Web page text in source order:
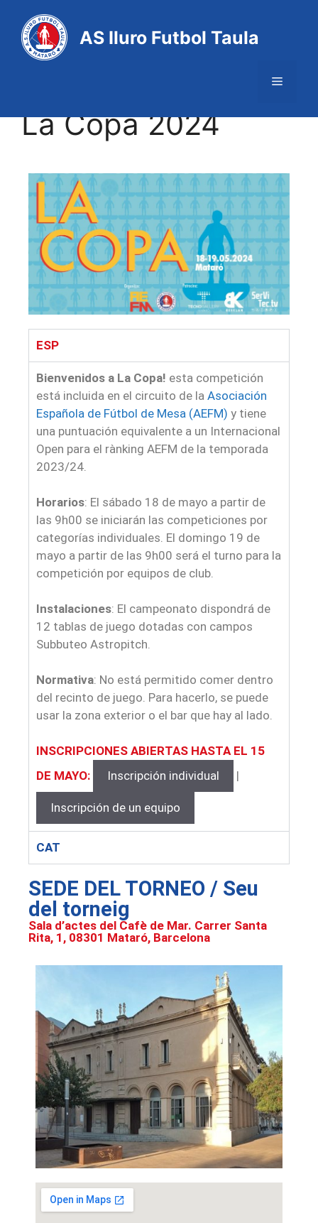
AS Iluro Futbol Taula
La Copa 2024
ESP
Bienvenidos a La Copa! esta competición
está incluida en el circuito de la Asociación
Española de Fútbol de Mesa (AEFM) y tiene
una puntuación equivalente a un Internacional
Open para el rànking AEFM de la temporada
2023/24.
Horarios: El sábado 18 de mayo a partir de
las 9h00 se iniciarán las competiciones por
categorías individuales. El domingo 19 de
mayo a partir de las 9h00 será el turno para la
competición por equipos de club.
Instalaciones: El campeonato dispondrá de
12 tablas de juego dotadas con campos
Subbuteo Astropitch.
Normativa: No está permitido comer dentro
del recinto de juego. Para hacerlo, se puede
usar la zona exterior o el bar que hay al lado.
INSCRIPCIONES ABIERTAS HASTA EL 15
DE MAYO:
Inscripción individual |
Inscripción de un equipo
CAT
SEDE DEL TORNEO / Seu
del torneig
Sala d’actes del Cafè de Mar. Carrer Santa
Rita, 1, 08301 Mataró, Barcelona